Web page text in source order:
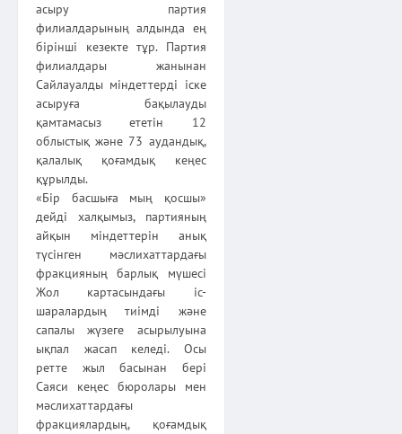
асыру партия
филиалдарының алдында ең
бірінші кезекте тұр. Партия
филиалдары жанынан
Сайлауалды міндеттерді іске
асыруға бақылауды
қамтамасыз ететін 12
облыстық және 73 аудандық,
қалалық қоғамдық кеңес
құрылды.
«Бір басшыға мың қосшы»
дейді халқымыз, партияның
айқын міндеттерін анық
түсінген мәслихаттардағы
фракцияның барлық мүшесі
Жол картасындағы іс-
шаралардың тиімді және
сапалы жүзеге асырылуына
ықпал жасап келеді. Осы
ретте жыл басынан бері
Саяси кеңес бюролары мен
мәслихаттардағы
фракциялардың, қоғамдық